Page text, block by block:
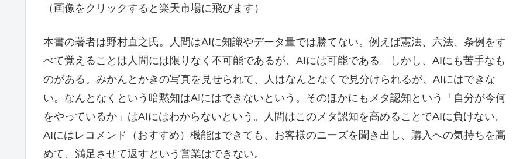
（画像をクリックすると楽天市場に飛びます）
本書の著者は野村直之氏。人間はAIに知識やデータ量では勝てない。例えば憲法、六法、条例をす
べて覚えることは人間には限りなく不可能であるが、AIには可能である。しかし、AIにも苦手なも
のがある。みかんとかきの写真を見せられて、人はなんとなくで見分けられるが、AIにはできな
い。なんとなくという暗黙知はAIにはできないという。そのほかにもメタ認知という「自分が今何
をやっているか」はAIにはわからないという。人間はこのメタ認知を高めることでAIに負けない。
AIにはレコメンド（おすすめ）機能はできても、お客様のニーズを聞き出し、購入への気持ちを高
めて、満足させて返すという営業はできない。